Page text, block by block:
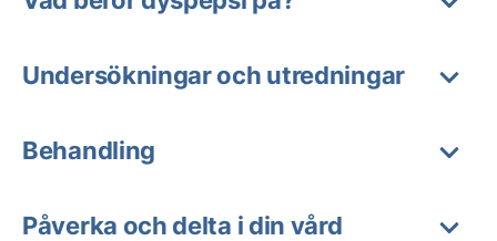
Undersökningar och utredningar
Behandling
Påverka och delta i din vård